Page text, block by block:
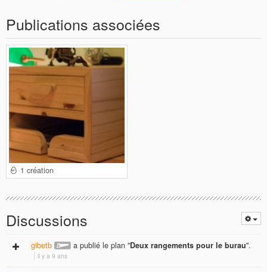
Publications associées
1 création
Discussions
gibetb a publié le plan "Deux rangements pour le burau".
il y a 9 ans